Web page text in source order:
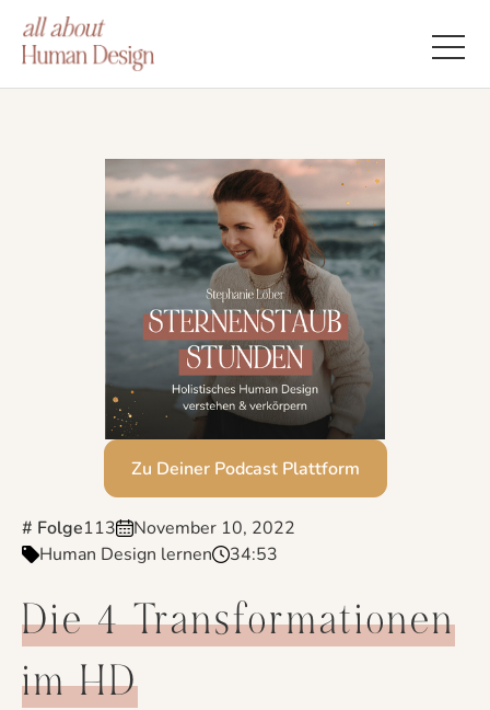
Zu Deiner Podcast Plattform
# Folge113
November 10, 2022
Human Design lernen
34:53
Die 4 Transformationen
im HD